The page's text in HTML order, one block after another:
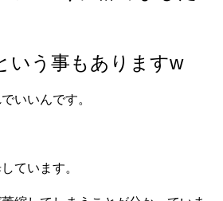
いう事もありますw
いいんです。
ています。